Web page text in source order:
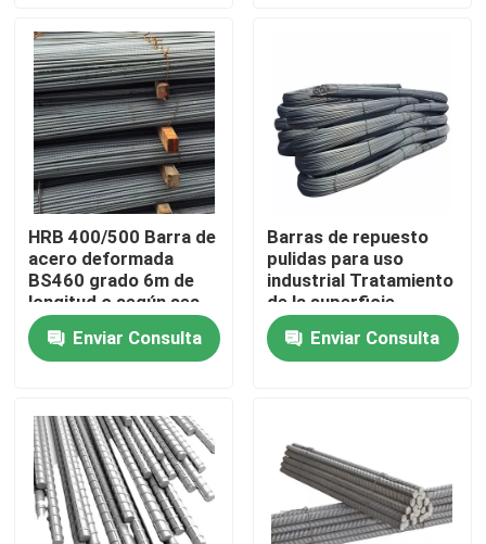
Vídeos
Sobre nosotros
Viaje de la fábrica
Control de calidad
Éntrenos en contacto con
Tira de bobina de acero inoxidable
Bobina de acero inoxidable 304
HRB 400/500 Barra de
acero deformada
BS460 grado 6m de
longitud o según sea
necesario
Enviar Consulta
Barras de repuesto
pulidas para uso
industrial Tratamiento
de la superficie
Durabilidad de la
formaEnviar Consulta